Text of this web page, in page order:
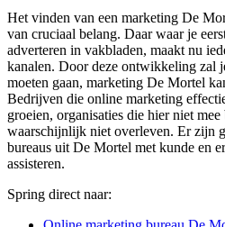
Het vinden van een marketing De
van cruciaal belang. Daar waar je
adverteren in vakbladen, maakt nu
kanalen. Door deze ontwikkeling zal
moeten gaan, marketing De Mortel
Bedrijven die online marketing
groeien, organisaties die hier niet
waarschijnlijk niet overleven. Er zijn
bureaus uit De Mortel met kunde en
assisteren.
Spring direct naar: